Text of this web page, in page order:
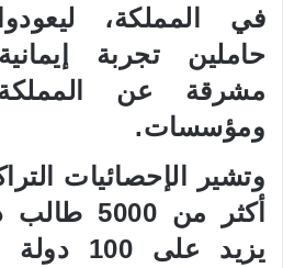
في المملكة،
حاملين تجربة
مشرقة عن
ومؤسسات.
وتشير الإحصائيات
أكثر من
يزيد